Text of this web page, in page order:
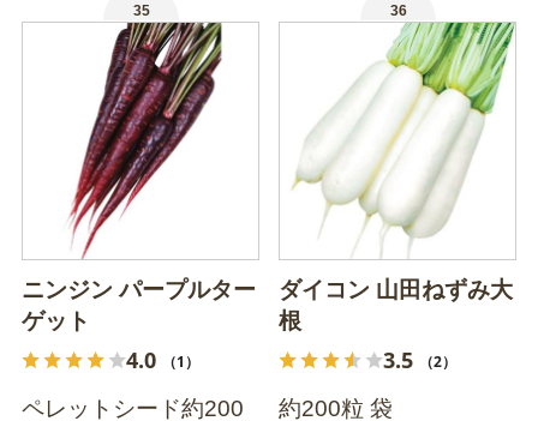
35
ニンジン パープルター
ゲット
4.0 （1）
ペレットシード約200
36
ダイコン 山田ねずみ大
根
3.5 （2）
約200粒 袋